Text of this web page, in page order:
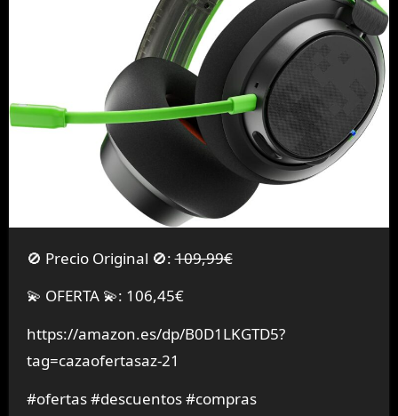
🚫 Precio Original 🚫:109,99€
💫 OFERTA 💫: 106,45€
https://amazon.es/dp/B0D1LKGTD5?
tag=cazaofertasaz-21
#ofertas #descuentos #compras